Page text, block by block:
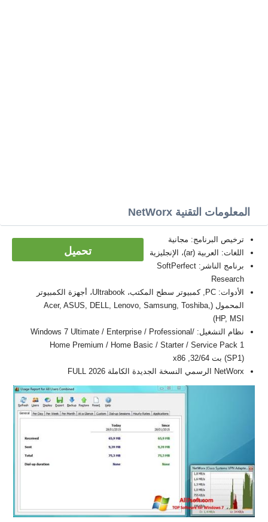
المعلومات التقنية NetWorx
تحميل
ترخيص البرنامج: مجانية
اللغات: العربية (ar)، الإنجليزية
برنامج الناشر: SoftPerfect
Research
الأدوات: PC, كمبيوتر سطح المكتب، Ultrabook، أجهزة الكمبيوتر
المحمول (Acer, ASUS, DELL, Lenovo, Samsung, Toshiba,
HP, MSI)
نظام التشغيل: Windows 7 Ultimate / Enterprise / Professional/
Home Premium / Home Basic / Starter / Service Pack 1
(SP1) بت 32/64, x86
NetWorx الرسمي النسخة الجديدة الكاملة FULL 2026